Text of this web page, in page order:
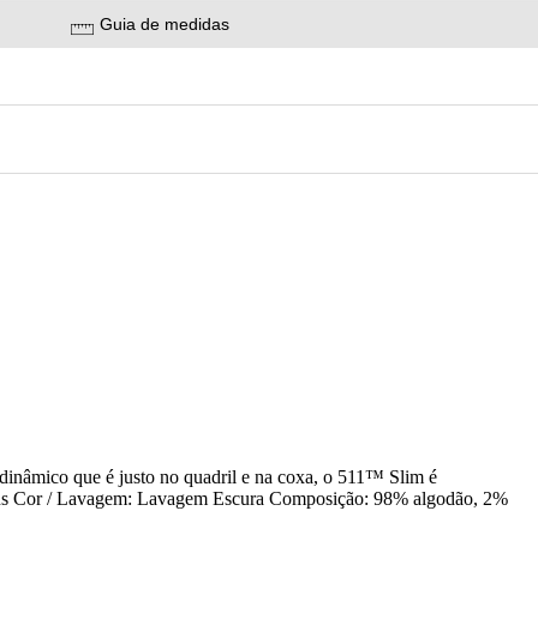
Guia de medidas
que é justo no quadril e na coxa, o 511™ Slim é
/ Lavagem: Lavagem Escura Composição: 98% algodão, 2%